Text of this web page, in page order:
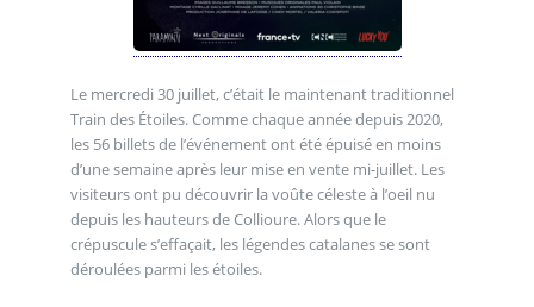
Le mercredi 30 juillet, c’était le maintenant traditionnel
Train des Étoiles. Comme chaque année depuis 2020,
les 56 billets de l’événement ont été épuisé en moins
d’une semaine après leur mise en vente mi-juillet. Les
visiteurs ont pu découvrir la voûte céleste à l’oeil nu
depuis les hauteurs de Collioure. Alors que le
crépuscule s’effaçait, les légendes catalanes se sont
déroulées parmi les étoiles.